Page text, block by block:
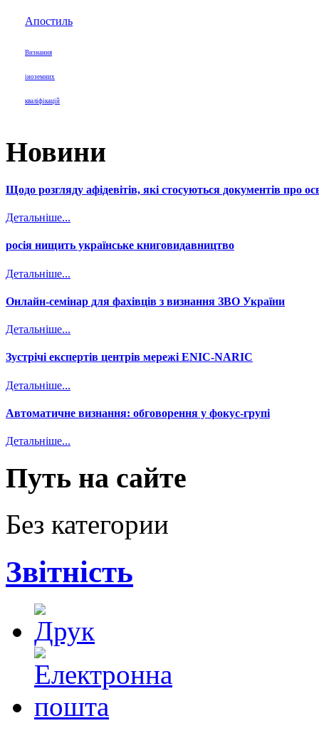
Апостиль
Визнання
іноземних
кваліфікацій
Новини
Щодо розгляду афідевітів, які стосуються документів про
Детальніше...
росія нищить українське книговидавництво
Детальніше...
Онлайн-семінар для фахівців з визнання ЗВО України
Детальніше...
Зустрічі експертів центрів мережі ENIC-NARIC
Детальніше...
Автоматичне визнання: обговорення у фокус-групі
Детальніше...
Путь на сайте
Без категории
Звітність